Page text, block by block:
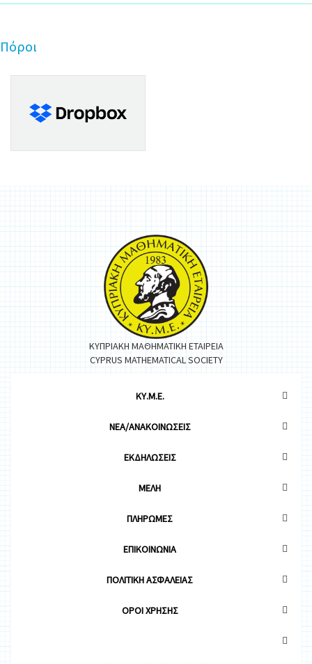
Πόροι
ΚΥΠΡΙΑΚΗ ΜΑΘΗΜΑΤΙΚΗ ΕΤΑΙΡΕΙΑ
CYPRUS MATHEMATICAL SOCIETY
ΚΥ.Μ.Ε.
ΝΕΑ/ΑΝΑΚΟΙΝΩΣΕΙΣ
ΕΚΔΗΛΩΣΕΙΣ
ΜΕΛΗ
ΠΛΗΡΩΜΕΣ
ΕΠΙΚΟΙΝΩΝΙΑ
ΠΟΛΙΤΙΚΗ ΑΣΦΑΛΕΙΑΣ
OΡΟΙ ΧΡΗΣΗΣ